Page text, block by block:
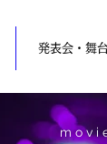
発表会・舞